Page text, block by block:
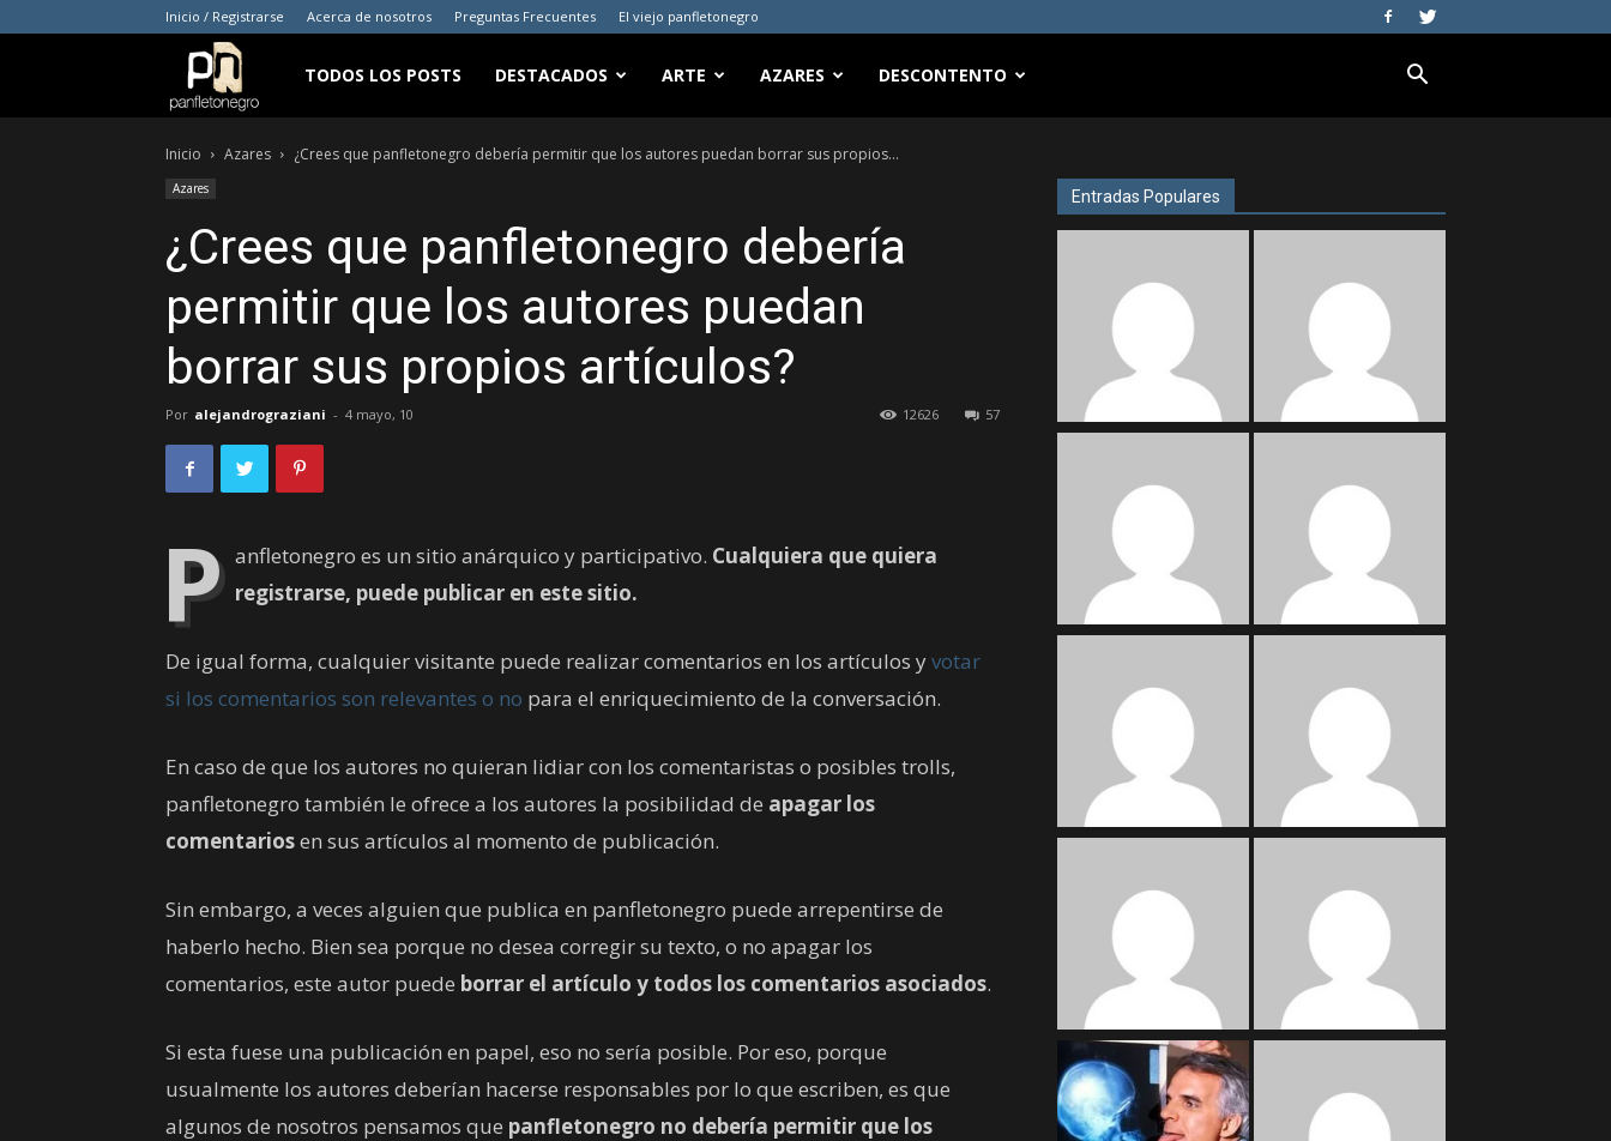
Inicio / Registrarse Acerca de nosotros Preguntas Frecuentes El viejo panfletonegro
panfletonegro
TODOS LOS POSTS DESTACADOS ARTE AZARES DESCONTENTO
Inicio Azares ¿Crees que panfletonegro debería permitir que los autores puedan borrar sus propios...
Azares
¿Crees que panfletonegro debería
permitir que los autores puedan
borrar sus propios artículos?
Por alejandrograziani - 4 mayo, 10 57
12626
P anfletonegro es un sitio anárquico y participativo. Cualquiera que quiera
registrarse, puede publicar en este sitio.
De igual forma, cualquier visitante puede realizar comentarios en los artículos yvotar
si los comentarios son relevantes o no para el enriquecimiento de la conversación.
En caso de que los autores no quieran lidiar con los comentaristas o posibles trolls,
panfletonegro también le ofrece a los autores la posibilidad de apagar los
comentariosen sus artículos al momento de publicación.
Sin embargo, a veces alguien que publica en panfletonegro puede arrepentirse de
haberlo hecho. Bien sea porque no desea corregir su texto, o no apagar los
comentarios, este autor puede borrar el artículo y todos los comentarios asociados.
Si esta fuese una publicación en papel, eso no sería posible. Por eso, porque
usualmente los autores deberían hacerse responsables por lo que escriben, es que
algunos de nosotros pensamos que panfletonegro no debería permitir que los
Entradas Populares